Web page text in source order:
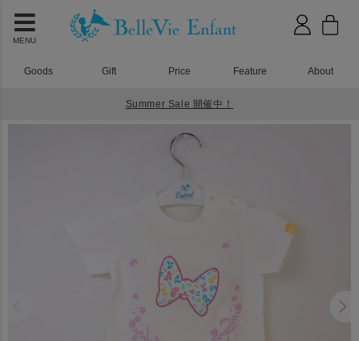
MENU
Goods Gift Price Feature About
Summer Sale 開催中！
プリティパッチ リボンロンパース ホワイト